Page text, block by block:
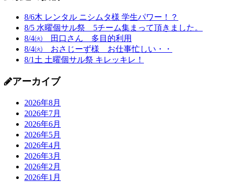
8/6木 レンタル ニシムタ様 学生パワー！？
8/5 水曜個サル祭 5チーム集まって頂きました。
8/4㈫ 田口さん 多目的利用
8/4㈫ おさじーず様 お仕事忙しい・・
8/1土 土曜個サル祭 キレッキレ！
アーカイブ
2026年8月
2026年7月
2026年6月
2026年5月
2026年4月
2026年3月
2026年2月
2026年1月